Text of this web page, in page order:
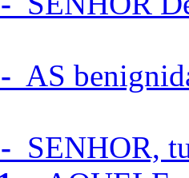
AS
SENHOR,